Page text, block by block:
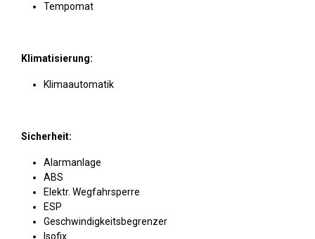
Tempomat
Klimatisierung:
Klimaautomatik
Sicherheit:
Alarmanlage
ABS
Elektr. Wegfahrsperre
ESP
Geschwindigkeitsbegrenzer
Isofix